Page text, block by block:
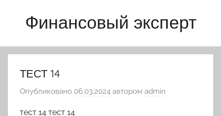
Финансовый эксперт
ТЕСТ 14
Опубликовано 06.03.2024 автором admin
тест 14 тест 14